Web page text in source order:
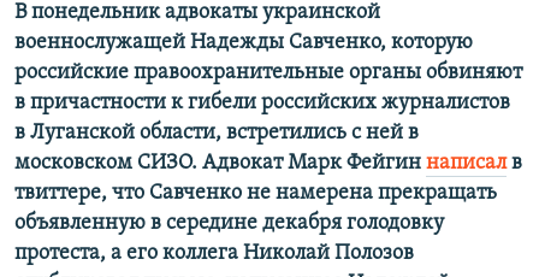
В понедельник адвокаты украинской
военнослужащей Надежды Савченко, которую
российские правоохранительные органы обвиняют
в причастности к гибели российских журналистов
в Луганской области, встретились с ней в
московском СИЗО. Адвокат Марк Фейгин написалв
твиттере, что Савченко не намерена прекращать
объявленную в середине декабря голодовку
протеста, а его коллега Николай Полозов